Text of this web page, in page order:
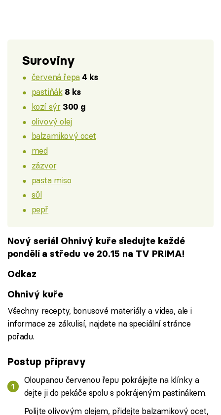
Suroviny
červená řepa 4 ks
pastiňák 8 ks
kozí sýr 300 g
olivový olej
balzamikový ocet
med
zázvor
pasta miso
sůl
pepř
Nový seriál Ohnivý kuře sledujte každé
pondělí a středu ve 20.15 na TV PRIMA!
Odkaz
Ohnivý kuře
Všechny recepty, bonusové materiály a videa, ale i
informace ze zákulisí, najdete na speciální stránce
pořadu.
Postup přípravy
Oloupanou červenou řepu pokrájejte na klínky a
dejte ji do pekáče spolu s pokrájeným pastinákem.
Polijte olivovým olejem, přidejte balzamikový ocet,